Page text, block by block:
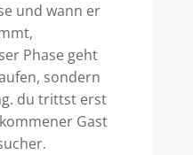
und wann er
Phase geht
sondern
du trittst erst
Gast